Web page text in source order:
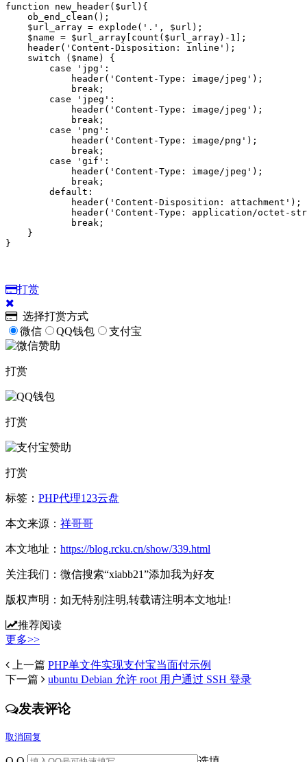
function new_header($url){
ob_end_clean();
$url_array = explode('.', $url);
$name = $url_array[count($url_array)-1];
header('Content-Disposition: inline');
switch ($name) {
case 'jpg':
header('Content-Type: image/jpeg');
break;
case 'jpeg':
header('Content-Type: image/jpeg');
break;
case 'png':
header('Content-Type: image/png');
break;
case 'gif':
header('Content-Type: image/jpeg');
break;
default:
header('Content-Disposition: attachment');
header('Content-Type: application/octet-
break;
}
}
打赏
选择打赏方式
微信
QQ钱包 支付宝
打赏
打赏
打赏
标签： PHP代理123云盘
本文来源： 祥哥哥
本文地址： https://blog.rcku.cn/show/339.html
关注我们： 微信搜索“xiabb21”添加我为好友
版权声明： 如无特别注明,转载请注明本文地址!
推荐阅读
更多>>
上一篇 PHP单文件实现支付宝当面付示例
下一篇
ubuntu Debian 允许 root 用户通过 SSH 登录
发表评论
取消回复